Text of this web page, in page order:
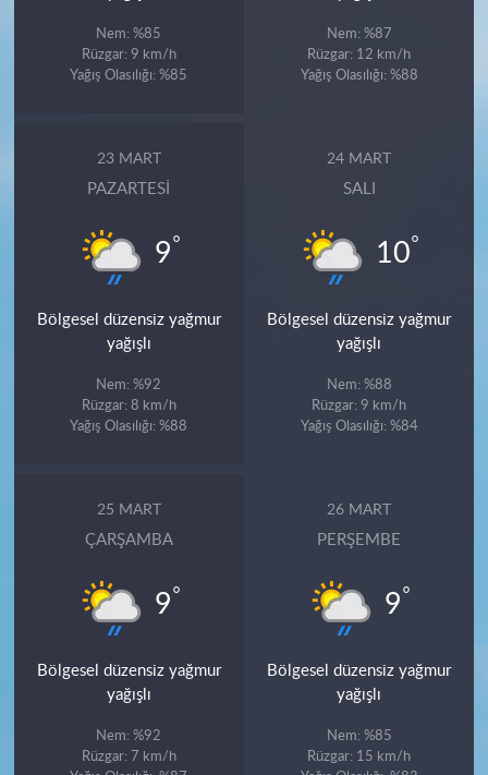
Nem: %85
Rüzgar: 9 km/h
Yağış Olasılığı: %85
Nem: %87
Rüzgar: 12 km/h
Yağış Olasılığı: %88
23 MART
PAZARTESI
9°
Bölgesel düzensiz yağmur
yağışlı
Nem: %92
Rüzgar: 8 km/h
Yağış Olasılığı: %88
24 MART
SALI
10°
Bölgesel düzensiz yağmur
yağışlı
Nem: %88
Rüzgar: 9 km/h
Yağış Olasılığı: %84
25 MART
ÇARŞAMBA
9°
Bölgesel düzensiz yağmur
yağışlı
Nem: %92
Rüzgar: 7 km/h
26 MART
PERŞEMBE
9°
Bölgesel düzensiz yağmur
yağışlı
Nem: %85
Rüzgar: 15 km/h